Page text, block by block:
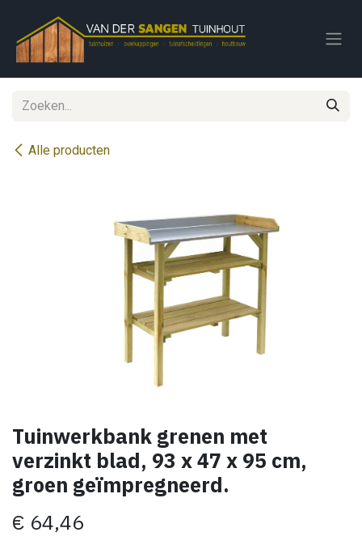
Alle producten
Tuinwerkbank grenen met
verzinkt blad, 93 x 47 x 95 cm,
groen geïmpregneerd.
€ 64,46